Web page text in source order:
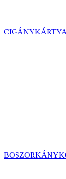
CIGÁNYKÁRTYA